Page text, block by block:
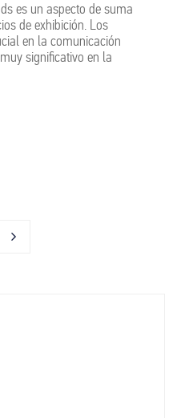
es un aspecto de suma
de exhibición. Los
en la comunicación
significativo en la